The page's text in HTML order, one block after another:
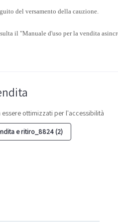
del versamento della cauzione.
il "Manuale d'uso per la vendita
ottimizzati per l'accessibilità
e ritiro_8824 (2)